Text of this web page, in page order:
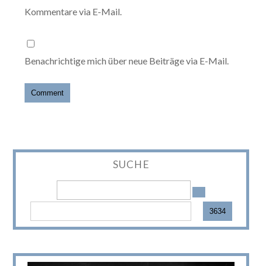
Kommentare via E-Mail.
Benachrichtige mich über neue Beiträge via E-Mail.
SUCHE